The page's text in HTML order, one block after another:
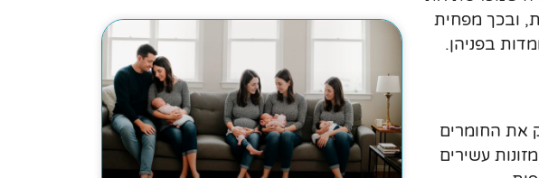
ובכך מפחית
בפניהן.
את החומרים
עשירים